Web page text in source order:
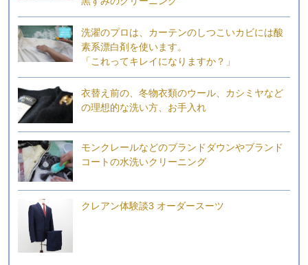
洗濯のプロは、カーテンのしつこいカビには酸
素系漂白剤を使います。
「これってキレイになりますか？」
衣替え前の、冬物衣類のウール、カシミヤなど
の理想的な洗い方、お手入れ
モンクレールなどのブランドダウンやブランド
コートの水洗いクリーニング
クレアン体験談3 オーダースーツ